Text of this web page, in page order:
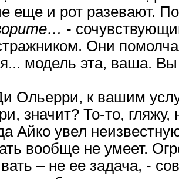
еще и рот разевают.
-
Они
модель эта, ваша.
Ольерри, к вашим
значит? То-то, гляжу,
Айко увел
вообще не умеет.
– не ее задача, -